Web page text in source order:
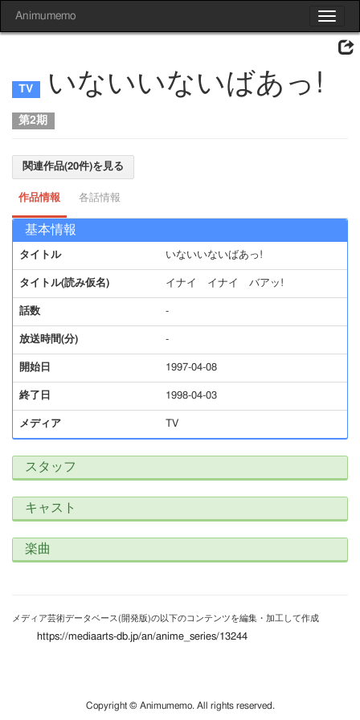
Toggle
Animumemo
いないいないばあっ!
第2期
関連作品(20件)を見る
作品情報 各話情報
基本情報
タイトル いないいないばあっ!
タイトル(読み仮名) イナイ イナイ バアッ!
話数 -
放送時間(分) -
開始日 1997-04-08
終了日 1998-04-03
メディア TV
スタッフ
キャスト
楽曲
メディア芸術データベース(開発版)の以下のコンテンツを編集・加工して作成
https://mediaarts-db.jp/an/anime_series/13244
Copyright © Animumemo. All rights reserved.